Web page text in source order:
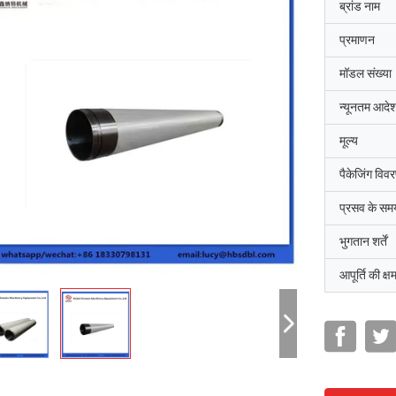
ब्रांड नाम
प्रमाणन
मॉडल संख्या
न्यूनतम आदेश
मूल्य
पैकेजिंग
प्रसव के
भुगतान शर्तें
आपूर्ति की